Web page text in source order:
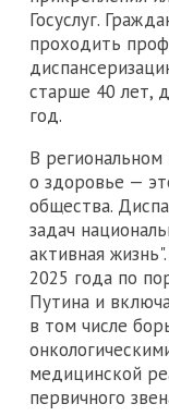
Госуслуг.
проходить
старше 40 лет,
год.
В региональном
о здоровье —
общества.
задач
активная
2025 года по
Путина и
в том числе
медицинской
первичного